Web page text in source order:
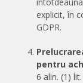
explicit, în
GDPR.
pentru
6 alin. (1)